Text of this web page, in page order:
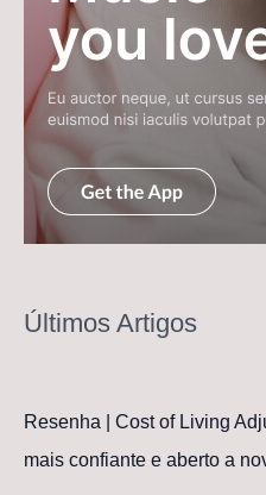
Últimos Artigos
Resenha | Cost of Living
mais confiante e aberto a